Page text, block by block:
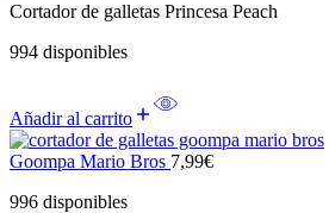
Cortador de galletas Princesa Peach
994 disponibles
Añadir al carrito
Goompa Mario Bros 7,99€
996 disponibles